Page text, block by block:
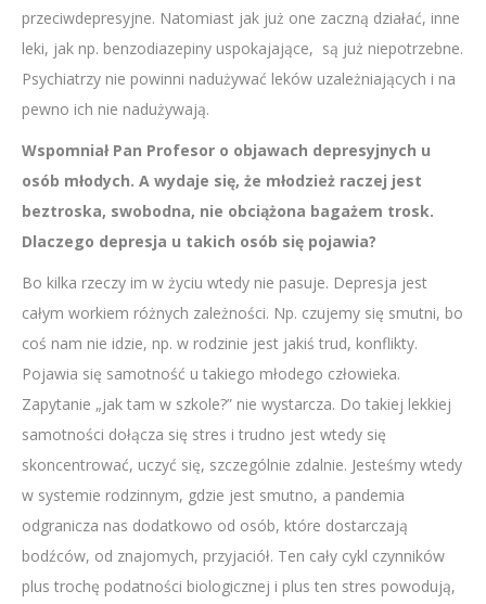
przeciwdepresyjne. Natomiast jak już one zaczną działać, inne
leki, jak np. benzodiazepiny uspokajające, są już niepotrzebne.
Psychiatrzy nie powinni nadużywać leków uzależniających i na
pewno ich nie nadużywają.
Wspomniał Pan Profesor o objawach depresyjnych u
osób młodych. A wydaje się, że młodzież raczej jest
beztroska, swobodna, nie obciążona bagażem trosk.
Dlaczego depresja u takich osób się pojawia?
Bo kilka rzeczy im w życiu wtedy nie pasuje. Depresja jest
całym workiem różnych zależności. Np. czujemy się smutni, bo
coś nam nie idzie, np. w rodzinie jest jakiś trud, konflikty.
Pojawia się samotność u takiego młodego człowieka.
Zapytanie „jak tam w szkole?” nie wystarcza. Do takiej lekkiej
samotności dołącza się stres i trudno jest wtedy się
skoncentrować, uczyć się, szczególnie zdalnie. Jesteśmy wtedy
w systemie rodzinnym, gdzie jest smutno, a pandemia
odgranicza nas dodatkowo od osób, które dostarczają
bodźców, od znajomych, przyjaciół. Ten cały cykl czynników
plus trochę podatności biologicznej i plus ten stres powodują,